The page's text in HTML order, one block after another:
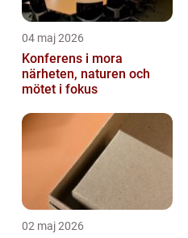
04 maj 2026
Konferens i mora
närheten, naturen och
mötet i fokus
02 maj 2026